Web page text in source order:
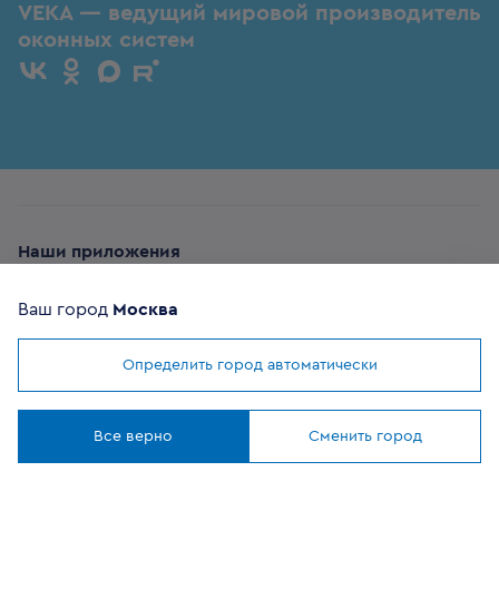
Мы используем cookies
VEKA — ведущий мировой производитель
оконных систем
Наши приложения
Ваш город Москва
Определить город автоматически
Все верно Сменить город